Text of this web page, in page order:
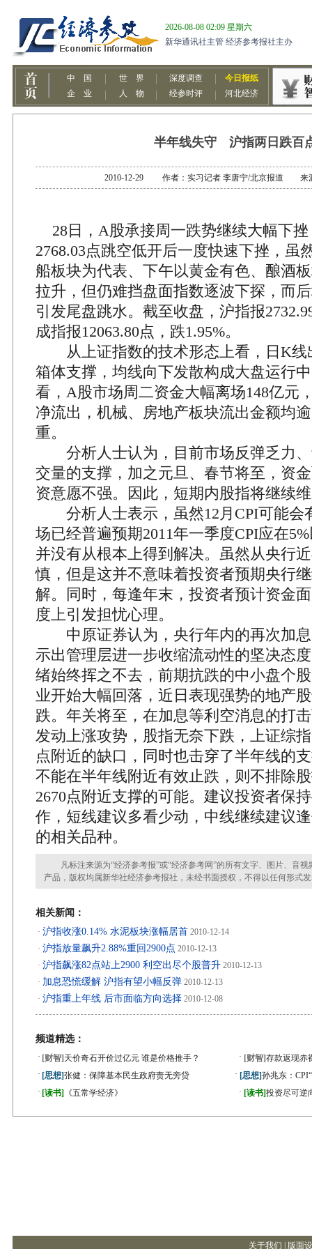
半年线失守 沪指两日跌百
2010-12-29 作者：实习记者 李唐宁/北京报道 来
28日，A股承接周一跌势继续大幅下
2768.03点跳空低开后一度快速下挫，虽
船板块为代表、下午以黄金有色、酿酒
拉升，但仍难挡盘面指数逐波下探，而
引发尾盘跳水。截至收盘，沪指报
成指报12063.80点，跌1.95%。
从上证指数的技术形态上看，日K线
箱体支撑，均线向下发散构成大盘运行
看，A股市场周二资金大幅离场148亿元
净流出，机械、房地产板块流出金额均
重。
分析人士认为，目前市场反弹乏力、
交量的支撑，加之元旦、春节将至，资
资意愿不强。因此，短期内股指将继续
分析人士表示，虽然12月CPI可能会
场已经普遍预期2011年一季度CPI应在
并没有从根本上得到解决。虽然从央行
慎，但是这并不意味着投资者预期央行
解。同时，每逢年末，投资者预计资金
度上引发担忧心理。
中原证券认为，央行年内的再次加息
示出管理层进一步收缩流动性的坚决态
绪始终挥之不去，前期抗跌的中小盘个
业开始大幅回落，近日表现强势的地产
跌。年关将至，在加息等利空消息的打
发动上涨攻势，股指无奈下跌，上证综
点附近的缺口，同时也击穿了半年线的
不能在半年线附近有效止跌，则不排除
2670点附近支撑的可能。建议投资者保
作，短线建议多看少动，中线继续建议
的相关品种。
凡标注来源为“经济参考报”或“经济参考网”的所有文字、图片、音视
产品，版权均属新华社经济参考报社，未经书面授权，不得以任何形式
相关新闻：
· 沪指收涨0.14% 水泥板块涨幅居首 2010-12-14
· 沪指放量飙升2.88%重回2900点 2010-12-13
· 沪指飙涨82点站上2900 利空出尽个股普升 2010-12-13
· 加息恐慌缓解 沪指有望小幅反弹 2010-12-13
· 沪指重上年线 后市面临方向选择 2010-12-08
频道精选：
· [财智] 天价奇石开价过亿元 谁是价格推手？ · [财智]存款返现赤
· [思想]张健：保障基本民生政府责无旁贷 · [思想]孙兆东：
· [读书] 《五常学经济》 · [读书]投资尽可逆
关于我们 | 版面